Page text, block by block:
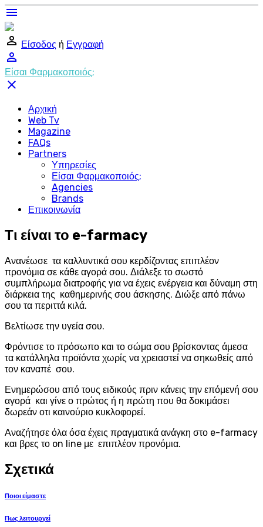
menu
perm_identity Είσοδος ή Εγγραφή
perm_identity
Είσαι Φαρμακοποιός;
close
Αρχική
Web Tv
Magazine
FAQs
Partners
Υπηρεσίες
Είσαι Φαρμακοποιός;
Agencies
Brands
Επικοινωνία
Τι είναι το e-farmacy
Ανανέωσε τα καλλυντικά σου κερδίζοντας επιπλέον
προνόμια σε κάθε αγορά σου. Διάλεξε το σωστό
συμπλήρωμα διατροφής για να έχεις ενέργεια και δύναμη στη
διάρκεια της καθημερινής σου άσκησης. Διώξε από πάνω
σου τα περιττά κιλά.
Βελτίωσε την υγεία σου.
Φρόντισε το πρόσωπο και το σώμα σου βρίσκοντας άμεσα
τα κατάλληλα προϊόντα χωρίς να χρειαστεί να σηκωθείς από
τον καναπέ σου.
Ενημερώσου από τους ειδικούς πριν κάνεις την επόμενή σου
αγορά και γίνε ο πρώτος ή η πρώτη που θα δοκιμάσει
δωρεάν οτι καινούριο κυκλοφορεί.
Αναζήτησε όλα όσα έχεις πραγματικά ανάγκη στο e-farmacy
και βρες το on line με επιπλέον προνόμια.
Σχετικά
Ποιοι είμαστε
Πως λειτουργεί